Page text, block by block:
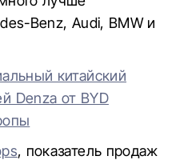
Benz, Audi, BMW и
китайский
Denza от BYD
, показатель продаж